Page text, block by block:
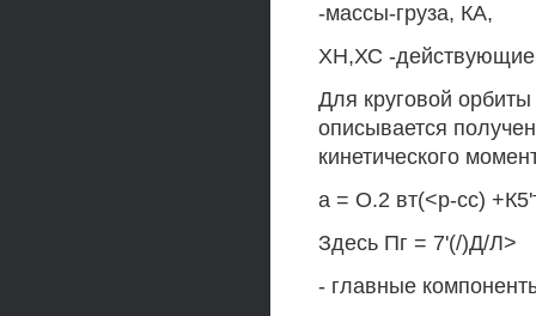
-массы-груза, КА,
ХН,ХС -действующие
Для круговой
описывается
кинетического
а = О.2 вт(<р-сс)
Здесь Пг = 7'(/)Д/Л>
- главные